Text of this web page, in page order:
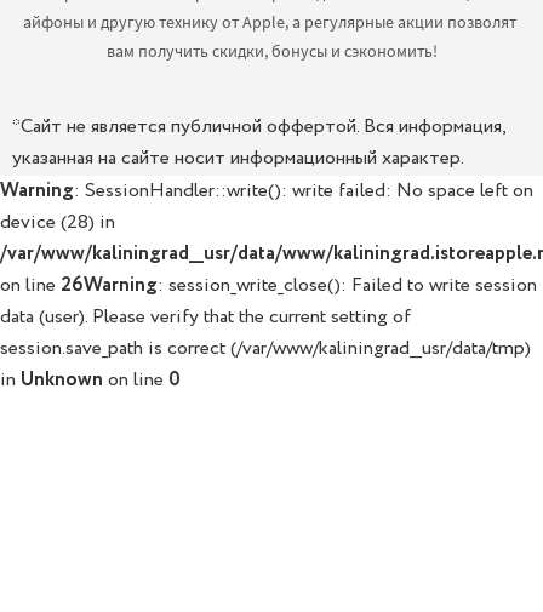
айфоны и другую технику от Apple, а регулярные акции позволят
вам получить скидки, бонусы и сэкономить!
*Сайт не является публичной оффертой. Вся информация,
указанная на сайте носит информационный характер.
Warning: SessionHandler::write(): write failed: No space left on
device (28) in
/var/www/kaliningrad__usr/data/www/
on line 26Warning: session_write_close(): Failed to write session
data (user). Please verify that the current setting of
session.save_path is correct (/var/www/kaliningrad__usr/data/tmp)
in Unknown on line 0